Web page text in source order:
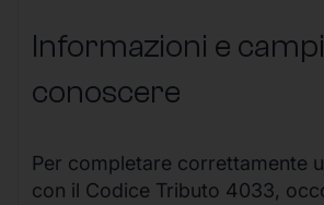
Informazioni e
conoscere
Per completare correttamente
con il Codice Tributo 4033,